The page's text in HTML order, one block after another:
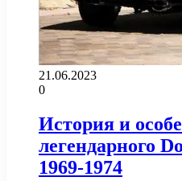
21.06.2023
0
История и
легендарного
1969-1974